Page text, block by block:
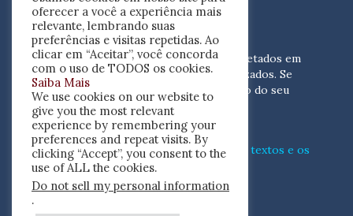
FONTES E ACERVO
As resenhas, dossiês e sumários são coletados em
periódicos acadêmicos e sites especializados. Se
você tem interesse em divulgar o acervo do seu
periódico, escreva para nós
(contato@resenhacritica.com.br)
Conheça omodocomo processamos os textos e os
índicesdisponibilizados neste blog.
ISSN 2764-0302
oferecer a você a experiência mais
relevante, lembrando suas
preferências e visitas repetidas. Ao
clicar em “Aceitar”, você concorda
com o uso de TODOS os cookies.
Saiba Mais
We use cookies on our website to
give you the most relevant
experience by remembering your
preferences and repeat visits. By
clicking “Accept”, you consent to the
use of ALL the cookies.
Do not sell my personal information
.